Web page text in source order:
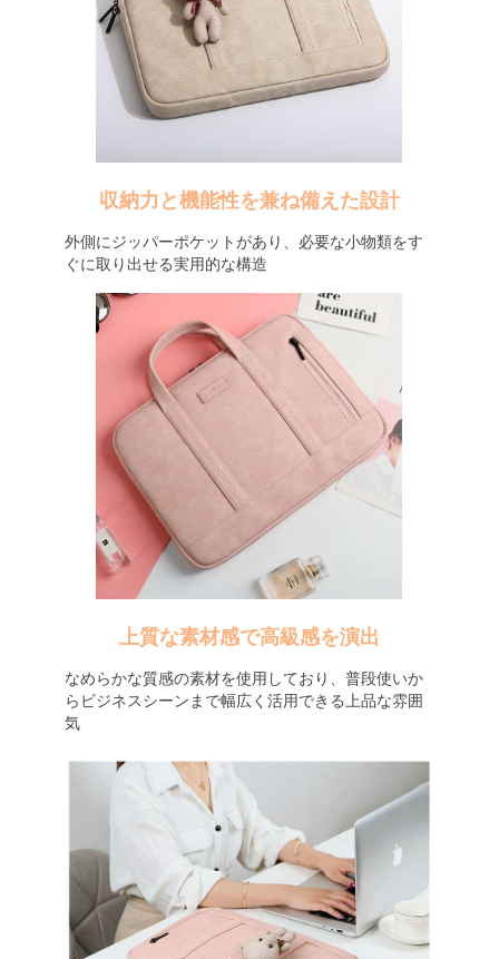
収納力と機能性を兼ね備えた設計
外側にジッパーポケットがあり、必要な小物類をす
ぐに取り出せる実用的な構造
上質な素材感で高級感を演出
なめらかな質感の素材を使用しており、普段使いか
らビジネスシーンまで幅広く活用できる上品な雰囲
気